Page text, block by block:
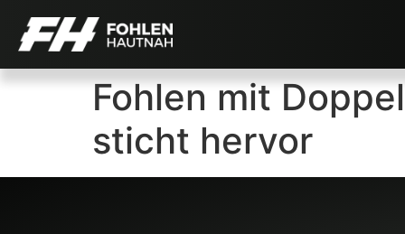
Fohlen mit
sticht hervor